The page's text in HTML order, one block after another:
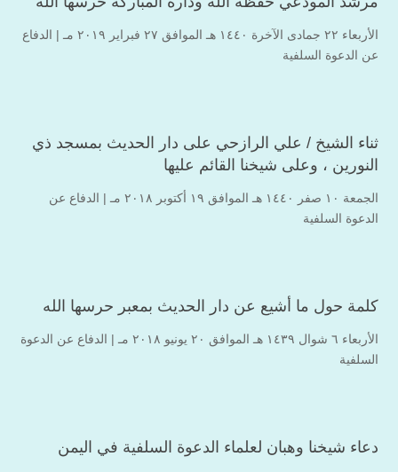
الأربعاء ۲۲ جمادى الآخرة ۱٤٤۰ هـ الموافق ۲۷ فبراير ۲۰۱۹ مـ |
الدفاع
عن الدعوة السلفية
ثناء الشيخ / علي الرازحي على دار الحديث بمسجد ذي
النورين ، وعلى شيخنا القائم عليها
الجمعة ۱۰ صفر ۱٤٤۰ هـ الموافق ۱۹ أكتوبر ۲۰۱۸ مـ |
الدفاع عن
الدعوة السلفية
كلمة حول ما أشيع عن دار الحديث بمعبر حرسها الله
الأربعاء ٦ شوال ۱٤۳۹ هـ الموافق ۲۰ يونيو ۲۰۱۸ مـ |
الدفاع عن الدعوة
السلفية
دعاء شيخنا وهبان لعلماء الدعوة السلفية في اليمن